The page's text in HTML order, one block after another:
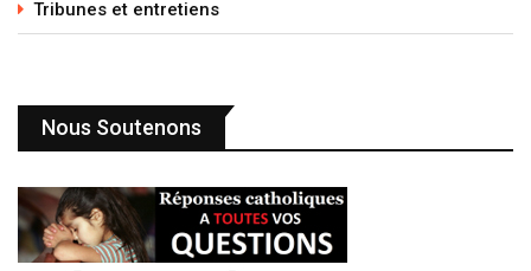
Tribunes et entretiens
Nous Soutenons